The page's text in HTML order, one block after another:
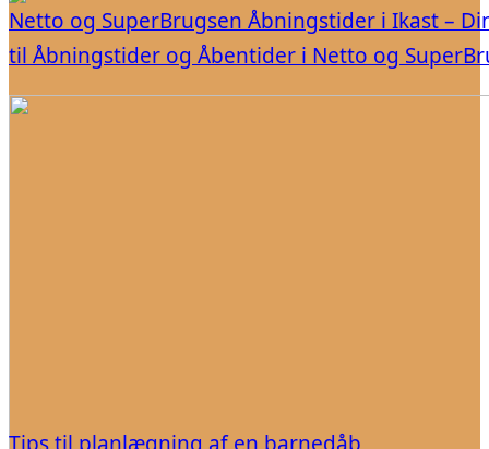
Netto og SuperBrugsen Åbningstider i Ikast –
til Åbningstider og Åbentider i Netto og